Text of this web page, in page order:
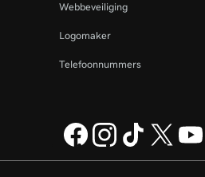
Webbeveiliging
Logomaker
Telefoonnummers